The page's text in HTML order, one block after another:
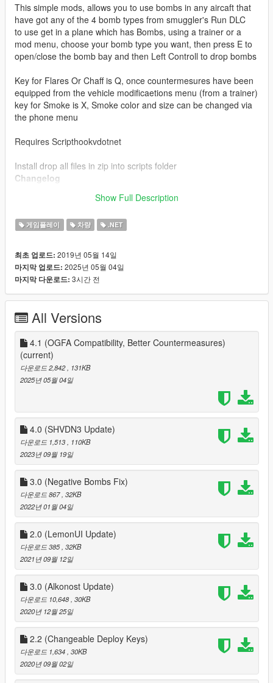
This simple mods, allows you to use bombs in any aircaft that
have got any of the 4 bomb types from smuggler's Run DLC
to use get in a plane which has Bombs, using a trainer or a
mod menu, choose your bomb type you want, then press E to
open/close the bomb bay and then Left Controll to drop bombs
Key for Flares Or Chaff is Q, once countermesures have been
equipped from the vehicle modificaetions menu (from a trainer)
key for Smoke is X, Smoke color and size can be changed via
the phone menu
Requires Scripthookvdotnet
Install drop all files in zip into scripts folder
Changelog
with Oscar Guzman Flies Again in SP (Released Soon)
Show Full Description
게임플레이 차량 .NET
최초 업로드: 2019년 05월 14일
마지막 업로드: 2025년 05월 04일
마지막 다운로드: 3시간 전
All Versions
4.1 (OGFA Compatibility, Better Countermeasures)
(current)
다운로드 2,842
, 131KB
2025년 05월 04일
4.0 (SHVDN3 Update)
다운로드 1,513
, 110KB
2023년 09월 19일
3.0 (Negative Bombs Fix)
다운로드 867 , 32KB
2022년 01월 04일
2.0 (LemonUI Update)
다운로드 385 , 32KB
2021년 09월 12일
3.0 (Alkonost Update)
다운로드 10,648 , 30KB
2020년 12월 25일
2.2 (Changeable Deploy Keys)
다운로드 1,634 , 30KB
2020년 09월 02일